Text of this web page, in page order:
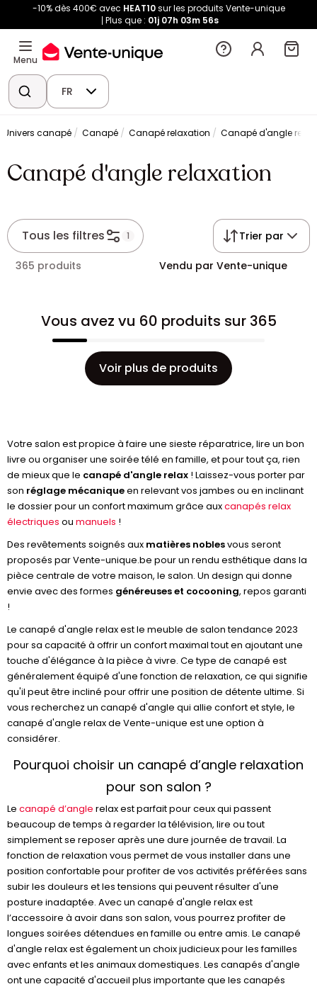
-10% dès 400€ avec HEAT10sur les produits Vente-unique
Plus que : 01j 07h 03m 56s
Menu
FR
Univers canapé Canapé Canapé relaxation Canapé d'angle
Canapé d'angle relaxation
Tous les filtres 1 Trier par
365 produits Vendu par Vente-unique
Vous avez vu 60 produits sur 365
Voir plus de produits
Votre salon est propice à faire une sieste réparatrice, lire un bon
livre ou organiser une soirée télé en famille, et pour tout ça, rien
de mieux que le canapé d'angle relax ! Laissez-vous porter par
son réglage mécaniqueen relevant vos jambes ou en inclinant
le dossier pour un confort maximum grâce auxcanapés relax
électriques ou manuels !
Des revêtements soignés aux matières noblesvous seront
proposés par Vente-unique.be pour un rendu esthétique dans la
pièce centrale de votre maison, le salon. Un design qui donne
envie avec des formes généreuses et cocooning, repos garanti
!
Le canapé d'angle relax est le meuble de salon tendance 2023
pour sa capacité à offrir un confort maximal tout en ajoutant une
touche d'élégance à la pièce à vivre. Ce type de canapé est
généralement équipé d'une fonction de relaxation, ce qui signifie
qu'il peut être incliné pour offrir une position de détente ultime. Si
vous recherchez un canapé d'angle qui allie confort et style, le
canapé d'angle relax de Vente-unique est une option à
considérer.
Pourquoi choisir un canapé d’angle relaxation
pour son salon ?
Le canapé d’angle relax est parfait pour ceux qui passent
beaucoup de temps à regarder la télévision, lire ou tout
simplement se reposer après une dure journée de travail. La
fonction de relaxation vous permet de vous installer dans une
position confortable pour profiter de vos activités préférées sans
subir les douleurs et les tensions qui peuvent résulter d'une
posture inadaptée. Avec un canapé d'angle relax est
l’accessoire à avoir dans son salon, vous pourrez profiter de
longues soirées détendues en famille ou entre amis. Le canapé
d'angle relax est également un choix judicieux pour les familles
avec enfants et les animaux domestiques. Les canapés d'angle
ont une capacité d'accueil plus importante que les canapés